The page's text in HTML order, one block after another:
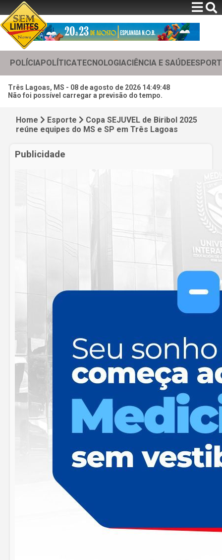
POLÍCIAPOLÍTICATECNOLOGIACIÊNCIA E SAÚDE
Três Lagoas, MS - 08 de agosto de 2026 14:49:49
Não foi possível carregar a previsão do tempo.
Home Esporte
Copa SEJUVEL de Biribol 2025
reúne equipes do MS e SP em Três Lagoas
Publicidade